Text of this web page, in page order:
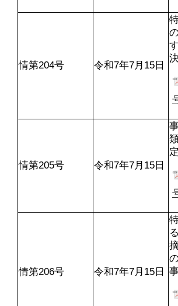
情第204号 令和7年7月15日
情第205号 令和7年7月15日
情第206号 令和7年7月15日